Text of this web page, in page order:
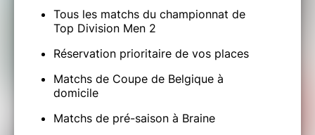
Tous les matchs du championnat de
Top Division Men 2
Réservation prioritaire de vos places
Matchs de Coupe de Belgique à
domicile
Matchs de pré-saison à Braine